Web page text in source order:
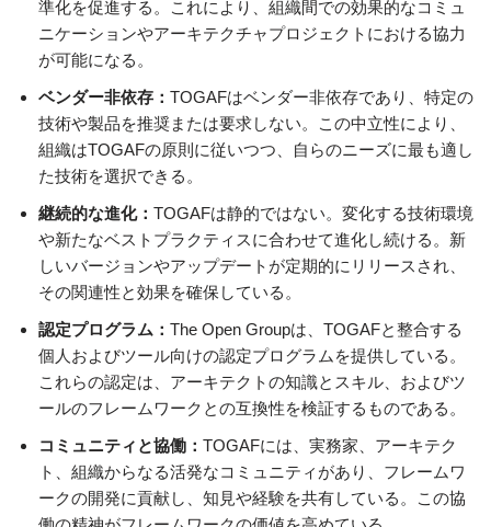
準化を促進する。これにより、組織間での効果的なコミュ
ニケーションやアーキテクチャプロジェクトにおける協力
が可能になる。
ベンダー非依存： TOGAFはベンダー非依存であり、特定の
技術や製品を推奨または要求しない。この中立性により、
組織はTOGAFの原則に従いつつ、自らのニーズに最も適し
た技術を選択できる。
継続的な進化： TOGAFは静的ではない。変化する技術環境
や新たなベストプラクティスに合わせて進化し続ける。新
しいバージョンやアップデートが定期的にリリースされ、
その関連性と効果を確保している。
認定プログラム： The Open Groupは、TOGAFと整合する
個人およびツール向けの認定プログラムを提供している。
これらの認定は、アーキテクトの知識とスキル、およびツ
ールのフレームワークとの互換性を検証するものである。
コミュニティと協働： TOGAFには、実務家、アーキテク
ト、組織からなる活発なコミュニティがあり、フレームワ
ークの開発に貢献し、知見や経験を共有している。この協